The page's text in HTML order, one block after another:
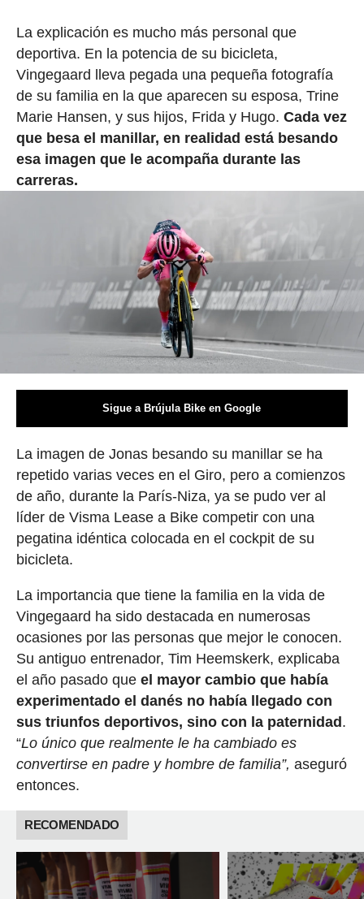
La explicación es mucho más personal que
deportiva. En la potencia de su bicicleta,
Vingegaard lleva pegada una pequeña fotografía
de su familia en la que aparecen su esposa, Trine
Marie Hansen, y sus hijos, Frida y Hugo. Cada vez
que besa el manillar, en realidad está besando
esa imagen que le acompaña durante las
carreras.
Sigue a Brújula Bike en Google
La imagen de Jonas besando su manillar se ha
repetido varias veces en el Giro, pero a comienzos
de año, durante la París-Niza, ya se pudo ver al
líder de Visma Lease a Bike competir con una
pegatina idéntica colocada en el cockpit de su
bicicleta.
La importancia que tiene la familia en la vida de
Vingegaard ha sido destacada en numerosas
ocasiones por las personas que mejor le conocen.
Su antiguo entrenador, Tim Heemskerk, explicaba
el año pasado que el mayor cambio que había
experimentado el danés no había llegado con
sus triunfos deportivos, sino con la paternidad.
“Lo único que realmente le ha cambiado es
convertirse en padre y hombre de familia”, aseguró
entonces.
RECOMENDADO